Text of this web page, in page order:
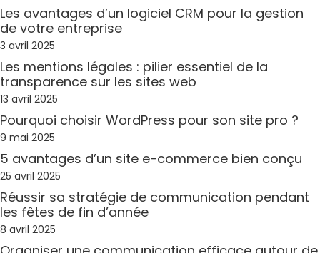
Les avantages d’un logiciel CRM pour la gestion
de votre entreprise
3 avril 2025
Les mentions légales : pilier essentiel de la
transparence sur les sites web
13 avril 2025
Pourquoi choisir WordPress pour son site pro ?
9 mai 2025
5 avantages d’un site e-commerce bien conçu
25 avril 2025
Réussir sa stratégie de communication pendant
les fêtes de fin d’année
8 avril 2025